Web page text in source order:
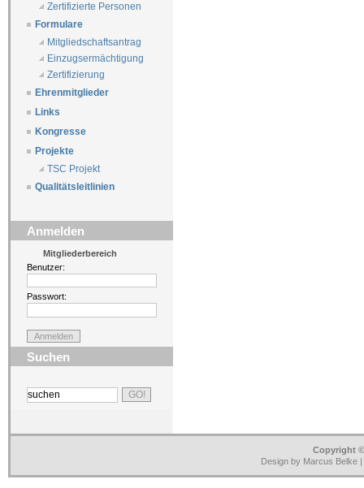
Zertifizierte Personen
Formulare
Mitgliedschaftsantrag
Einzugsermächtigung
Zertifizierung
Ehrenmitglieder
Links
Kongresse
Projekte
TSC Projekt
Qualitätsleitlinien
Anmelden
Mitgliederbereich
Benutzer:
Passwort:
Suchen
Copyright
Design by Marcus Belke